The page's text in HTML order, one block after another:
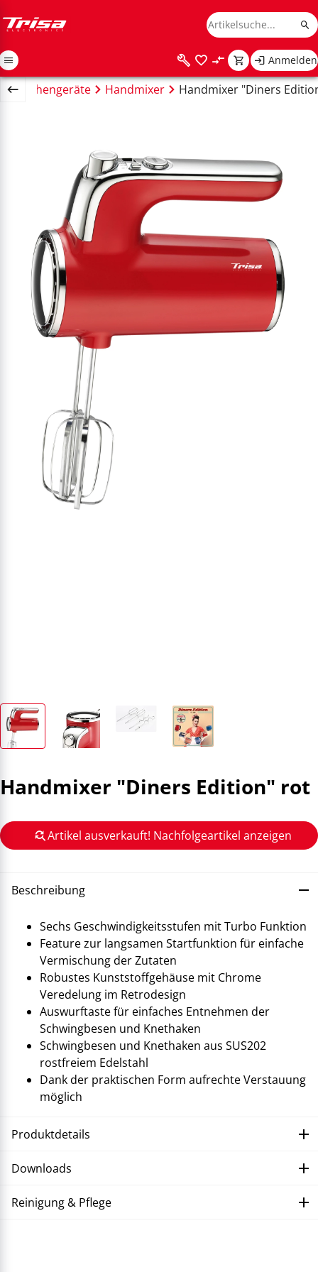
Anmelden
Küchengeräte Handmixer Handmixer "Diners
Handmixer "Diners Edition" rot
Artikel ausverkauft! Nachfolgeartikel anzeigen
Beschreibung
Sechs Geschwindigkeitsstufen mit Turbo Funktion
Feature zur langsamen Startfunktion für einfache
Vermischung der Zutaten
Robustes Kunststoffgehäuse mit Chrome
Veredelung im Retrodesign
Auswurftaste für einfaches Entnehmen der
Schwingbesen und Knethaken
Schwingbesen und Knethaken aus SUS202
rostfreiem Edelstahl
Dank der praktischen Form aufrechte Verstauung
möglich
Produktdetails
Downloads
Reinigung & Pflege